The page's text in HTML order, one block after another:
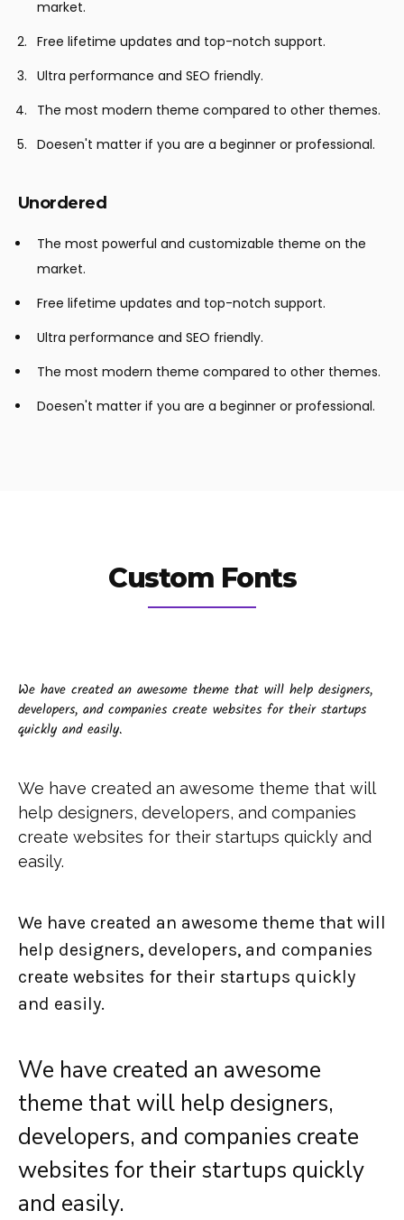
market.
Free lifetime updates and top-notch support.
Ultra performance and SEO friendly.
The most modern theme compared to other themes.
Doesen't matter if you are a beginner or professional.
Unordered
The most powerful and customizable theme on the
market.
Free lifetime updates and top-notch support.
Ultra performance and SEO friendly.
The most modern theme compared to other themes.
Doesen't matter if you are a beginner or professional.
Custom Fonts
We have created an awesome theme that will help designers,
developers, and companies create websites for their startups
quickly and easily.
We have created an awesome theme that will
help designers, developers, and companies
create websites for their startups quickly and
easily.
We have created an awesome theme that will
help designers, developers, and companies
create websites for their startups quickly
and easily.
We have created an awesome
theme that will help designers,
developers, and companies create
websites for their startups quickly
and easily.